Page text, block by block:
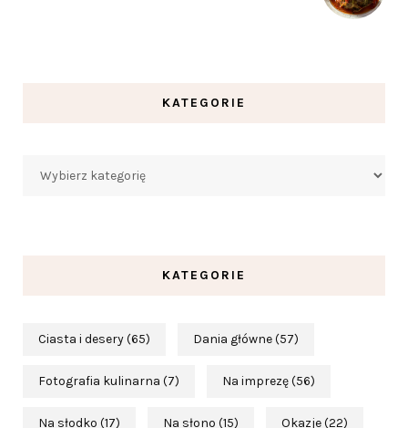
KATEGORIE
KATEGORIE
Ciasta i desery(65) Dania główne(57)
Fotografia kulinarna (7) Na imprezę(56)
Na słodko (17) Na słono (15) Okazje(22)